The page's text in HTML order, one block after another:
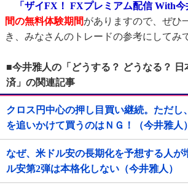
「ザイFX！ FXプレミアム配信 With今
間の無料体験期間がありますので、ぜひ
き、みなさんのトレードの参考にしてみ
■今井雅人の「どうする？ どうなる？ 日
済」の関連記事
クロス円中心の押し目買い継続。ただし
を追いかけて買うのはＮＧ！（今井雅人）
なぜ、米ドル安の長期化を予想する人が
ル安第2弾は本格化しない（今井雅人）